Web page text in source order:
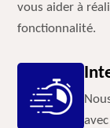
vous aider à
fonctionnalité.